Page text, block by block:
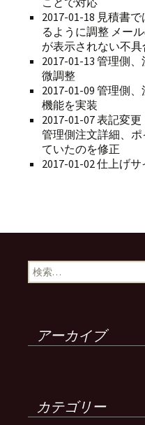
2017-01-18 見積書
るように調整 メー
が表示されない不
2017-01-13 管理側
微調整
2017-01-09 管理側
機能を実装
2017-01-07 表記変
管理側注文詳細、
ていたのを修正
2017-01-02 仕上げ
検
索:
アーカイブ
カテゴリー